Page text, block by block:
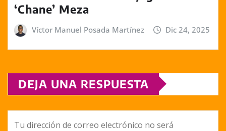
‘Chane’ Meza
Víctor Manuel Posada Martínez Dic 24, 2025
DEJA UNA RESPUESTA
Tu dirección de correo electrónico no será